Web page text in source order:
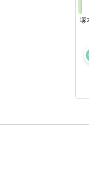
塚